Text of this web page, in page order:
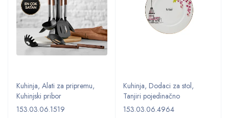
Kuhinja, Alati za pripremu,
Kuhinjski pribor
153.03.06.1519
Kuhinja, Dodaci za stol,
Tanjiri pojedinačno
153.03.06.4964